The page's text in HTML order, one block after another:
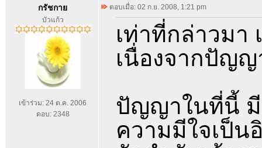
กรัชกาย
บัวแก้ว
เข้าร่วม: 24 ต.ค. 2006
ตอบ: 2348
ตอบเมื่อ: 02 ก.ย. 2008, 1:21 pm
เท่าที่กล่าวมา
เนื่องจากปัญญ
ปัญญาในที่นี้ มี
ความมีใจเป็น